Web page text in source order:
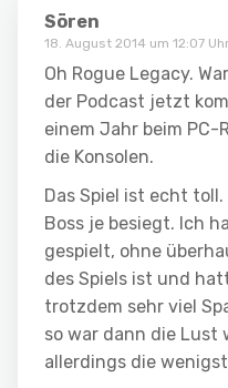
Sören
18. August 2014 um 12:07 Uhr
Oh Rogue Legacy.
der Podcast jetzt
einem Jahr beim PC-
die Konsolen.
Das Spiel ist echt
Boss je besiegt. Ich
gespielt, ohne
des Spiels ist und
trotzdem sehr viel
so war dann die Lust
allerdings die